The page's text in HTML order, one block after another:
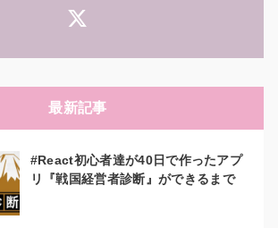
最新記事
#React初心者達が40日で作ったアプ
リ『戦国経営者診断』ができるまで